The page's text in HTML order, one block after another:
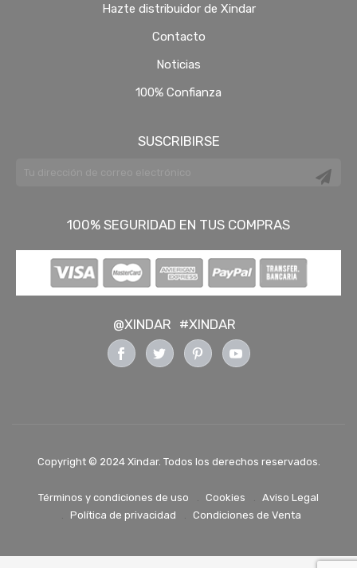
Hazte distribuidor de Xindar
Contacto
Noticias
100% Confianza
SUSCRIBIRSE
100% SEGURIDAD EN TUS COMPRAS
@XINDAR #XINDAR
Copyright © 2024 Xindar. Todos los derechos reservados.
Términos y condiciones de uso Cookies
Aviso Legal
Política de privacidad
Condiciones de Venta